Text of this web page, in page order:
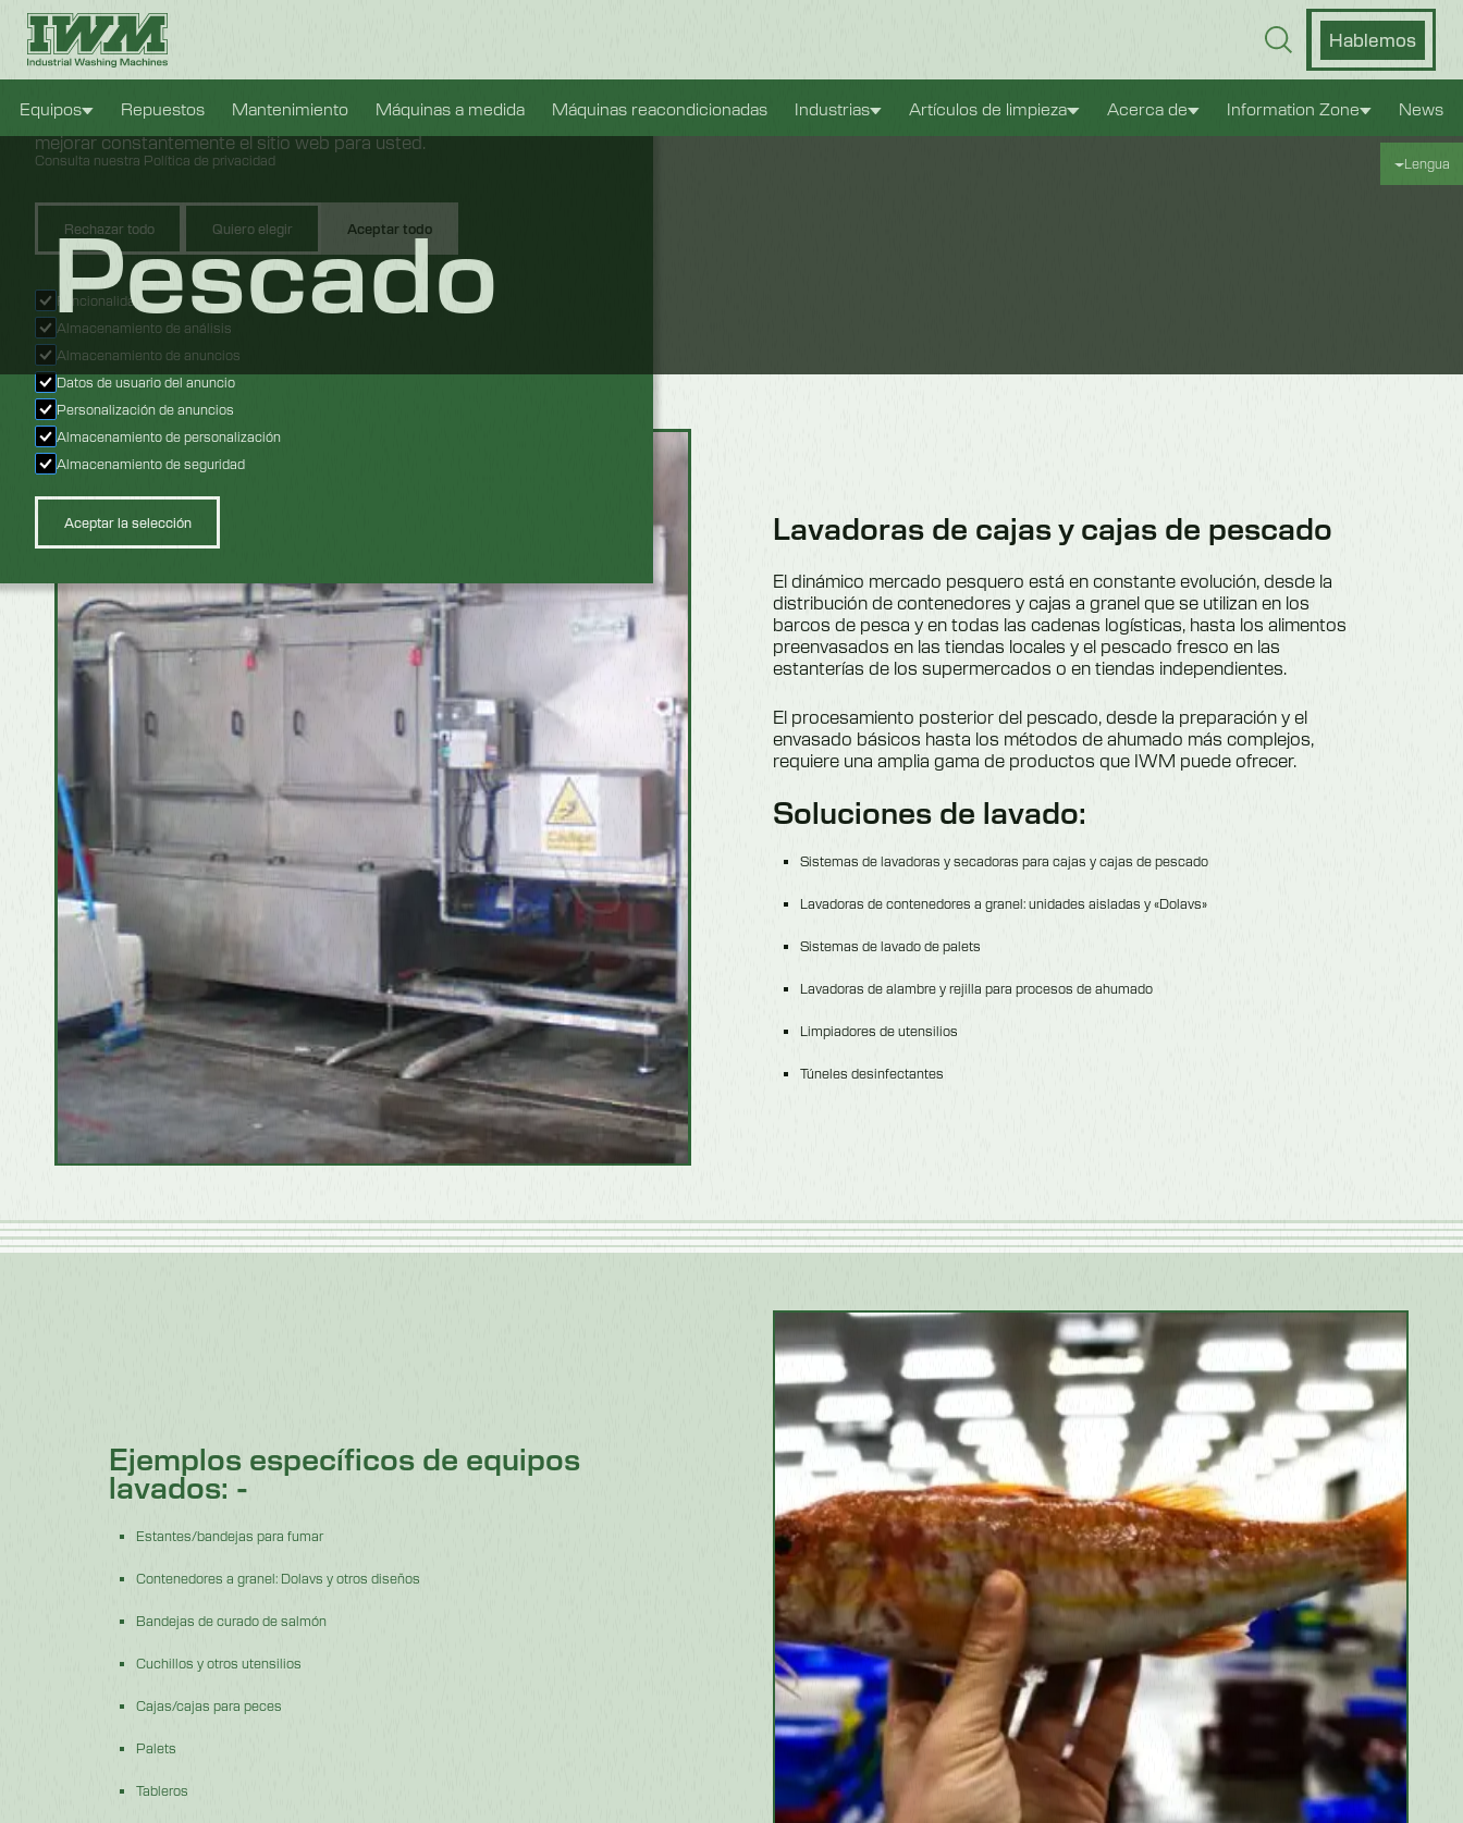
Hablemos
Equipos Repuestos Mantenimiento Máquinas a medida Máquinas reacondicionadas Industrias Artículos de limpieza Acerca de Information Zone News
Lengua
Configuración de cookies
Usamos cookies para brindarle la mejor experiencia posible. También
nos permiten analizar el comportamiento de los usuarios con el fin de
mejorar constantemente el sitio web para usted.
Consulta nuestra Política de privacidad
Rechazar todo Quiero elegir Aceptar todo
Funcionalidad
Almacenamiento de análisis
Almacenamiento de anuncios
Datos de usuario del anuncio
Personalización de anuncios
Almacenamiento de personalización
Almacenamiento de seguridad
Aceptar la selección
Pescado
Lavadoras de cajas y cajas de pescado
El dinámico mercado pesquero está en constante evolución, desde la
distribución de contenedores y cajas a granel que se utilizan en los
barcos de pesca y en todas las cadenas logísticas, hasta los alimentos
preenvasados en las tiendas locales y el pescado fresco en las
estanterías de los supermercados o en tiendas independientes.
El procesamiento posterior del pescado, desde la preparación y el
envasado básicos hasta los métodos de ahumado más complejos,
requiere una amplia gama de productos que IWM puede ofrecer.
Soluciones de lavado:
Sistemas de lavadoras y secadoras para cajas y cajas de pescado
Lavadoras de contenedores a granel: unidades aisladas y «Dolavs»
Sistemas de lavado de palets
Lavadoras de alambre y rejilla para procesos de ahumado
Limpiadores de utensilios
Túneles desinfectantes
Ejemplos específicos de equipos
lavados: -
Estantes/bandejas para fumar
Contenedores a granel: Dolavs y otros diseños
Bandejas de curado de salmón
Cuchillos y otros utensilios
Cajas/cajas para peces
Palets
Tableros